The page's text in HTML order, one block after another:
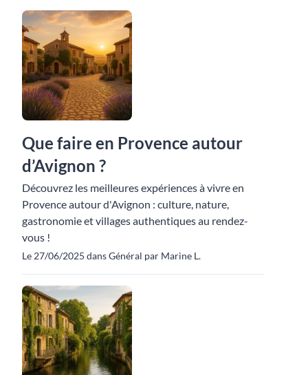
Que faire en Provence autour
d’Avignon ?
Découvrez les meilleures expériences à vivre en
Provence autour d'Avignon : culture, nature,
gastronomie et villages authentiques au rendez-
vous !
Le 27/06/2025 dans Général par Marine L.